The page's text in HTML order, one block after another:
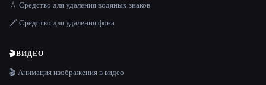
💧 Средство для удаления водяных знаков
🪄 Средство для удаления фона
🎬ВИДЕО
🎬 Анимация изображения в видео